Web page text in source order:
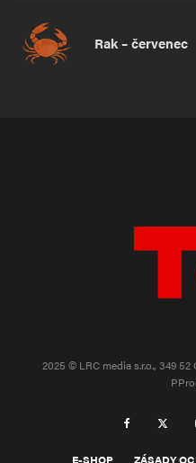
Rak – červenec
2025 © LRC media s.r.o., 349 52
E-SHOP ZÁSADY